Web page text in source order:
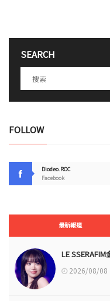
SEARCH
FOLLOW
Diodeo.ROC
Facebook
最新報道
LE
2026/08/08